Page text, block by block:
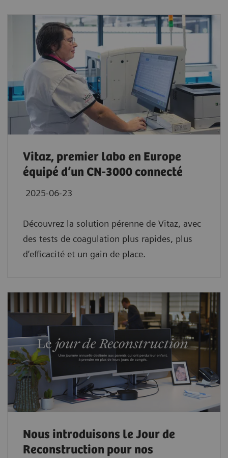
Vitaz, premier labo en Europe
équipé d’un CN-3000 connecté
2025-06-23
Découvrez la solution pérenne de Vitaz, avec
des tests de coagulation plus rapides, plus
d’efficacité et un gain de place.
Nous introduisons le Jour de
Reconstruction pour nos